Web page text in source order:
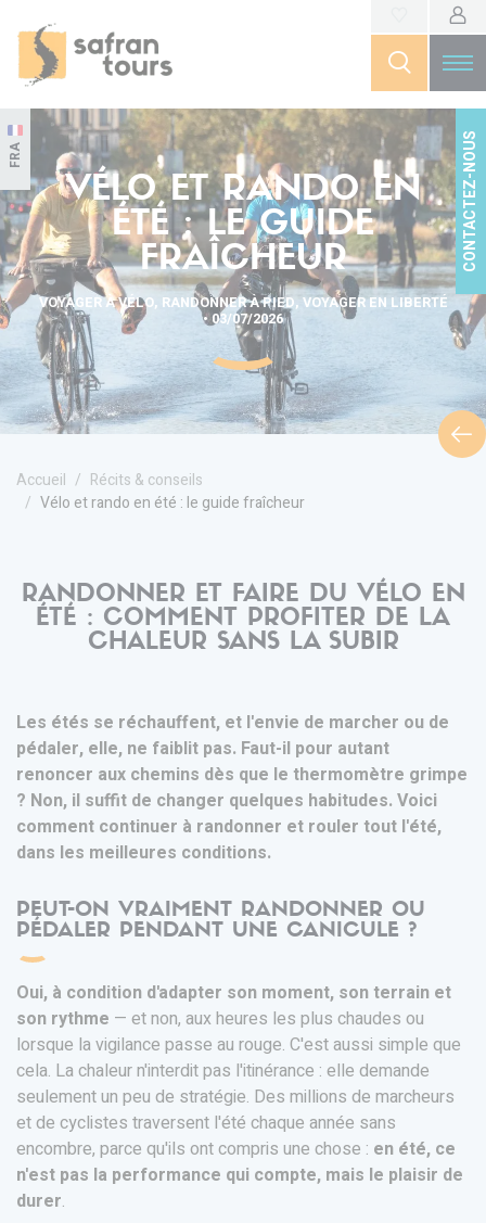
FRA CONTACTEZ-NOUS
VÉLO ET RANDO EN
ÉTÉ : LE GUIDE
FRAÎCHEUR
VOYAGER À VÉLO, RANDONNER À PIED, VOYAGER EN LIBERTÉ
• 03/07/2026
Accueil
Récits & conseils
Vélo et rando en été : le guide fraîcheur
RANDONNER ET FAIRE DU VÉLO EN
ÉTÉ : COMMENT PROFITER DE LA
CHALEUR SANS LA SUBIR
Les étés se réchauffent, et l'envie de marcher ou de
pédaler, elle, ne faiblit pas. Faut-il pour autant
renoncer aux chemins dès que le thermomètre grimpe
? Non, il suffit de changer quelques habitudes. Voici
comment continuer à randonner et rouler tout l'été,
dans les meilleures conditions.
PEUT-ON VRAIMENT RANDONNER OU
PÉDALER PENDANT UNE CANICULE ?
Oui, à condition d'adapter son moment, son terrain et
son rythme — et non, aux heures les plus chaudes ou
lorsque la vigilance passe au rouge. C'est aussi simple que
cela. La chaleur n'interdit pas l'itinérance : elle demande
seulement un peu de stratégie. Des millions de marcheurs
et de cyclistes traversent l'été chaque année sans
encombre, parce qu'ils ont compris une chose : en été, ce
n'est pas la performance qui compte, mais le plaisir de
durer.